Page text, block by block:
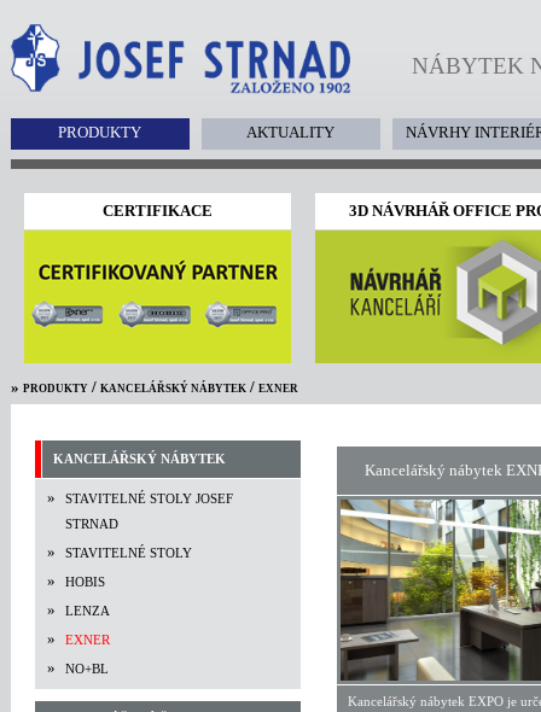
NÁBYTEK
PRODUKTY AKTUALITY NÁVRHY
CERTIFIKACE 3D NÁVRHÁŘ OFFICE
» PRODUKTY/ KANCELÁŘSKÝ NÁBYTEK/ EXNER
KANCELÁŘSKÝ NÁBYTEK
»
STAVITELNÉ STOLY JOSEF
STRNAD
» STAVITELNÉ STOLY
» HOBIS
» LENZA
» EXNER
» NO+BL
Kancelářský nábytek
Kancelářský nábytek EXPO je